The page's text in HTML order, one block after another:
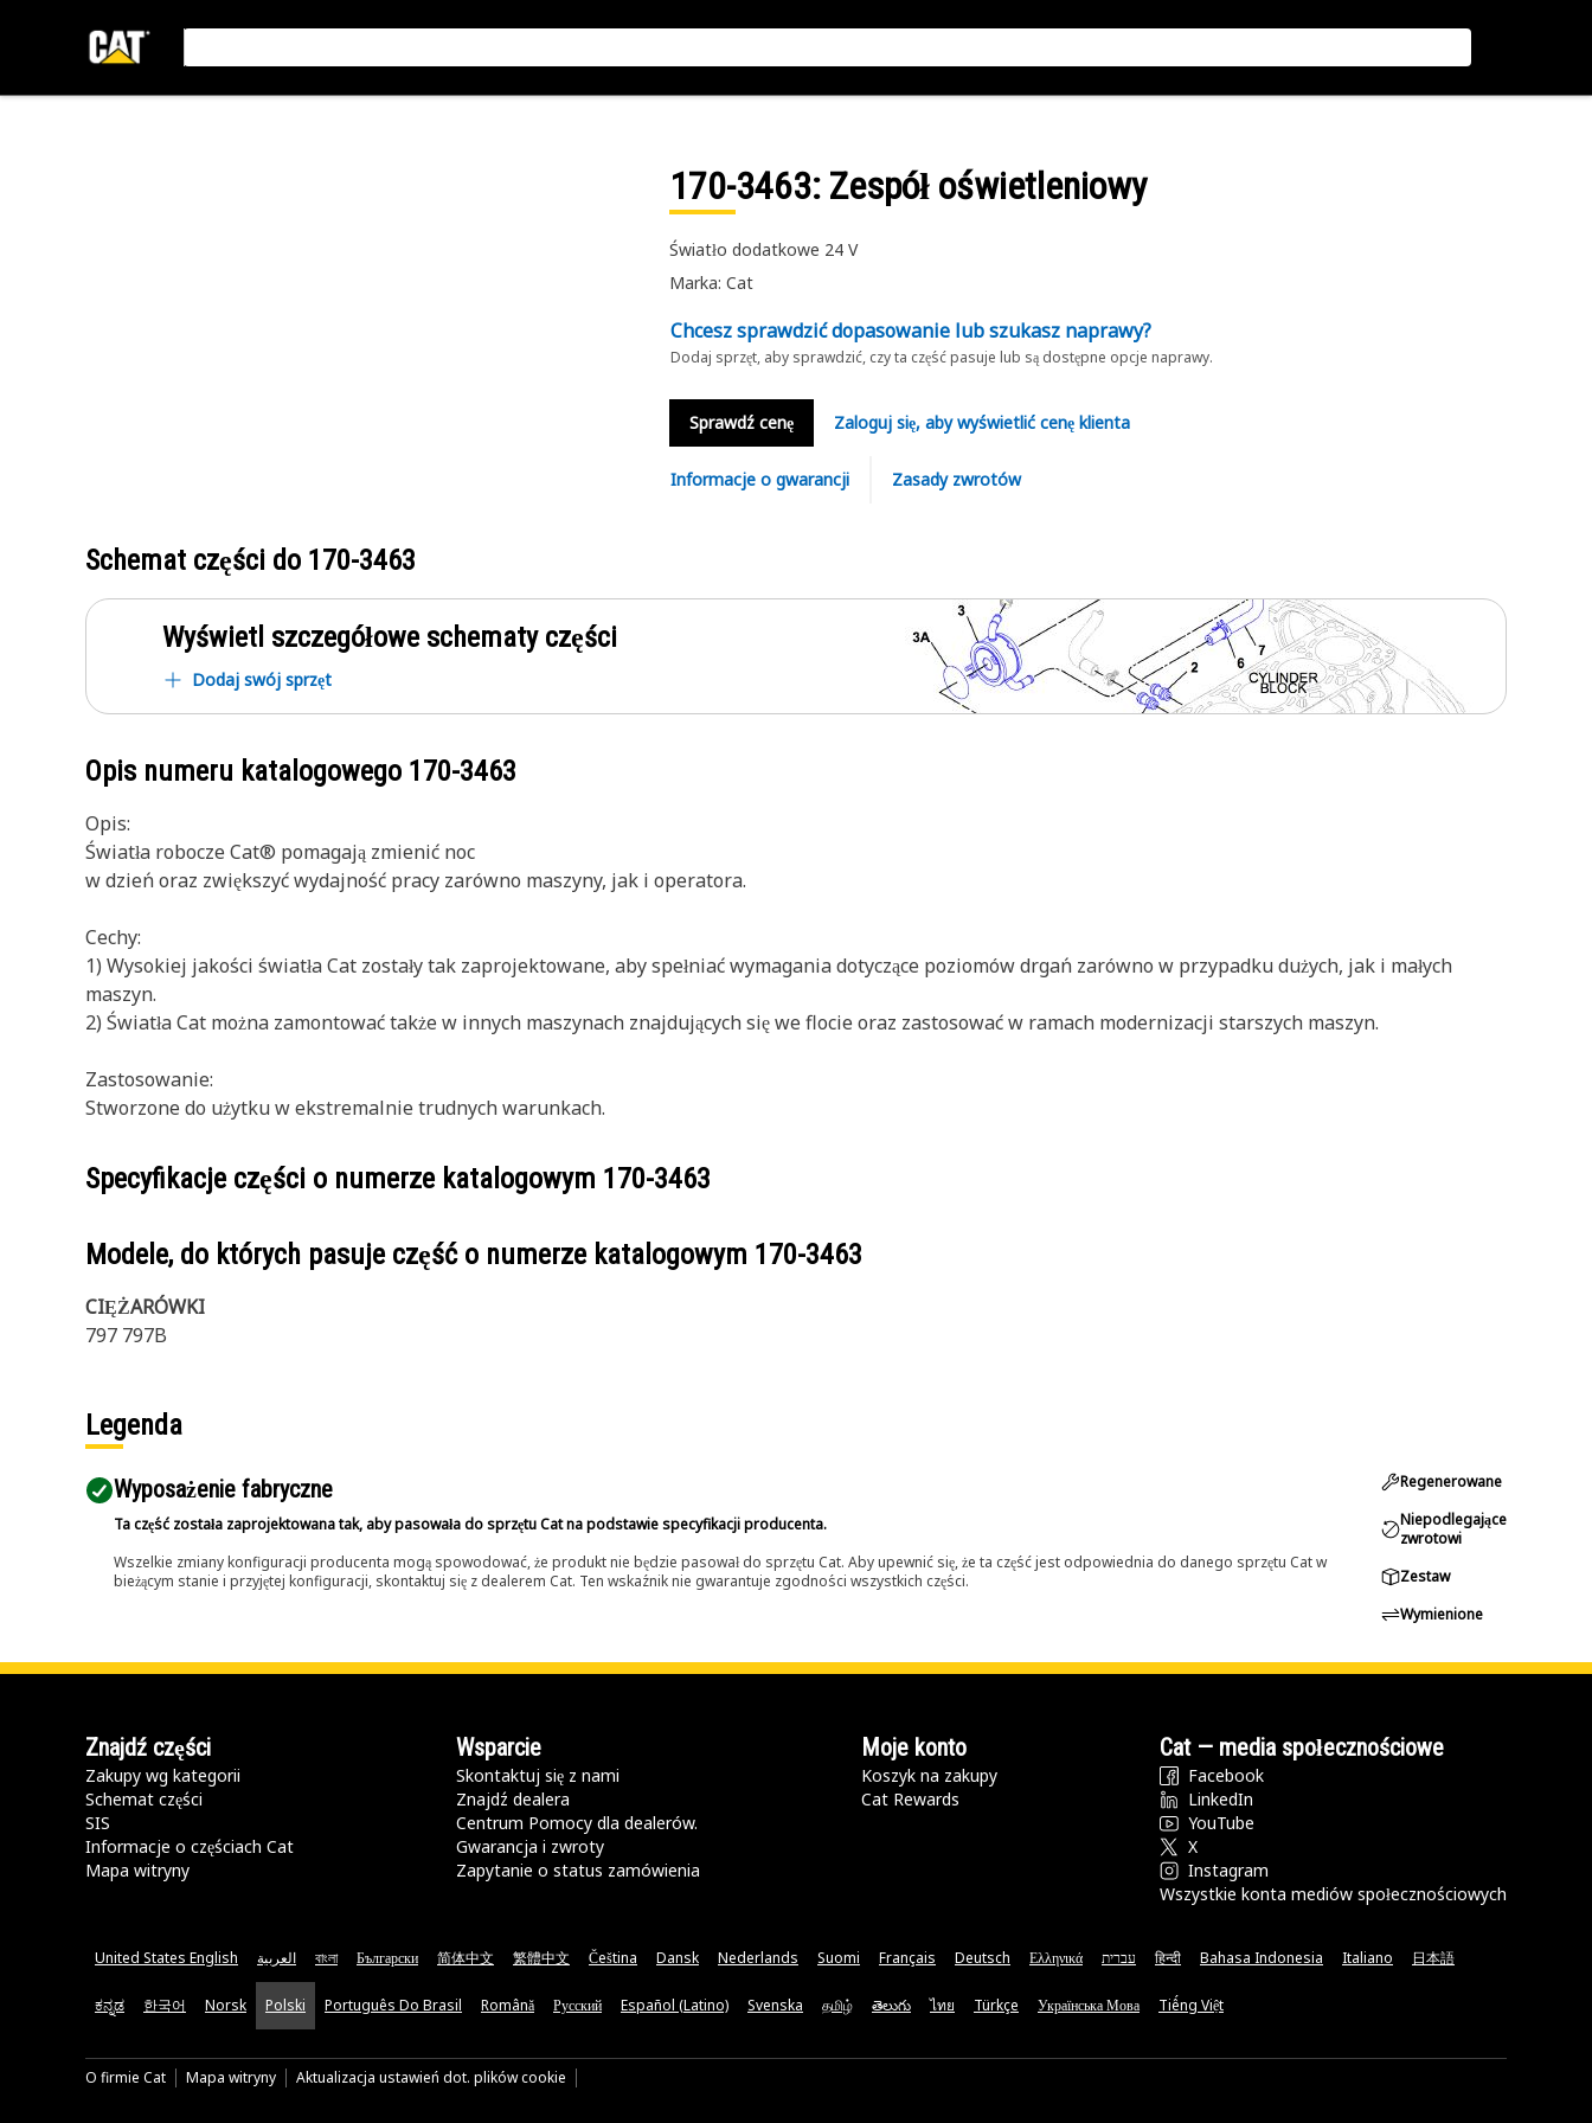
170-3463: Zespół oświetleniowy
Światło dodatkowe 24 V
Marka: Cat
Chcesz sprawdzić dopasowanie lub szukasz naprawy?
Dodaj sprzęt, aby sprawdzić, czy ta część pasuje lub są dostępne opcje naprawy.
Sprawdź cenę Zaloguj się, aby wyświetlić cenę klienta
Informacje o gwarancji Zasady zwrotów
Schemat części do 170-3463
Wyświetl szczegółowe schematy części
Dodaj swój sprzęt
Opis numeru katalogowego 170-3463
Opis:
Światła robocze Cat® pomagają zmienić noc
w dzień oraz zwiększyć wydajność pracy zarówno maszyny, jak i operatora.
Cechy:
1) Wysokiej jakości światła Cat zostały tak zaprojektowane, aby spełniać wymagania dotyczące poziomów drgań zarówno w przypadku dużych, jak i małych
maszyn.
2) Światła Cat można zamontować także w innych maszynach znajdujących się we flocie oraz zastosować w ramach modernizacji starszych maszyn.
Zastosowanie:
Stworzone do użytku w ekstremalnie trudnych warunkach.
Specyfikacje części o numerze katalogowym 170-3463
Modele, do których pasuje część o numerze katalogowym 170-3463
CIĘŻARÓWKI
797 797B
Legenda
Wyposażenie fabryczne
Ta część została zaprojektowana tak, aby pasowała do sprzętu Cat na podstawie specyfikacji producenta.
Wszelkie zmiany konfiguracji producenta mogą spowodować, że produkt nie będzie pasował do sprzętu Cat. Aby upewnić się, że ta część jest odpowiednia do danego sprzętu Cat w
bieżącym stanie i przyjętej konfiguracji, skontaktuj się z dealerem Cat. Ten wskaźnik nie gwarantuje zgodności wszystkich części.
Regenerowane
Niepodlegające
zwrotowi
Zestaw
Wymienione
Znajdź części
Zakupy wg kategorii
Schemat części
SIS
Informacje o częściach Cat
Mapa witryny
Wsparcie
Skontaktuj się z nami
Znajdź dealera
Centrum Pomocy dla dealerów.
Gwarancja i zwroty
Zapytanie o status zamówienia
Moje konto
Koszyk na zakupy
Cat Rewards
Cat — media społecznościowe
Facebook
LinkedIn
YouTube
X
Instagram
Wszystkie konta mediów społecznościowych
United States English العربية বাংলা Български 简体中文 繁體中文 Čeština Dansk Nederlands Suomi Français Deutsch Ελληνικά עברית हिन्दी Bahasa Indonesia Italiano 日本語
ಕನ್ನಡ 한국어 Norsk Polski Português Do Brasil Română Русский Español (Latino) Svenska தமிழ் తెలుగు ไทย Türkçe Українська Мова Tiếng Việt
O firmie Cat Mapa witryny Aktualizacja ustawień dot. plików cookie